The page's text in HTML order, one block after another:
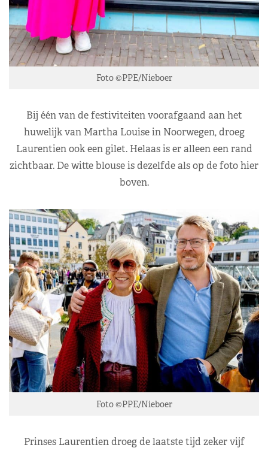
Foto ©PPE/Nieboer
Bij één van de festiviteiten voorafgaand aan het
huwelijk van Martha Louise in Noorwegen, droeg
Laurentien ook een gilet. Helaas is er alleen een rand
zichtbaar. De witte blouse is dezelfde als op de foto hier
boven.
Foto ©PPE/Nieboer
Prinses Laurentien droeg de laatste tijd zeker vijf